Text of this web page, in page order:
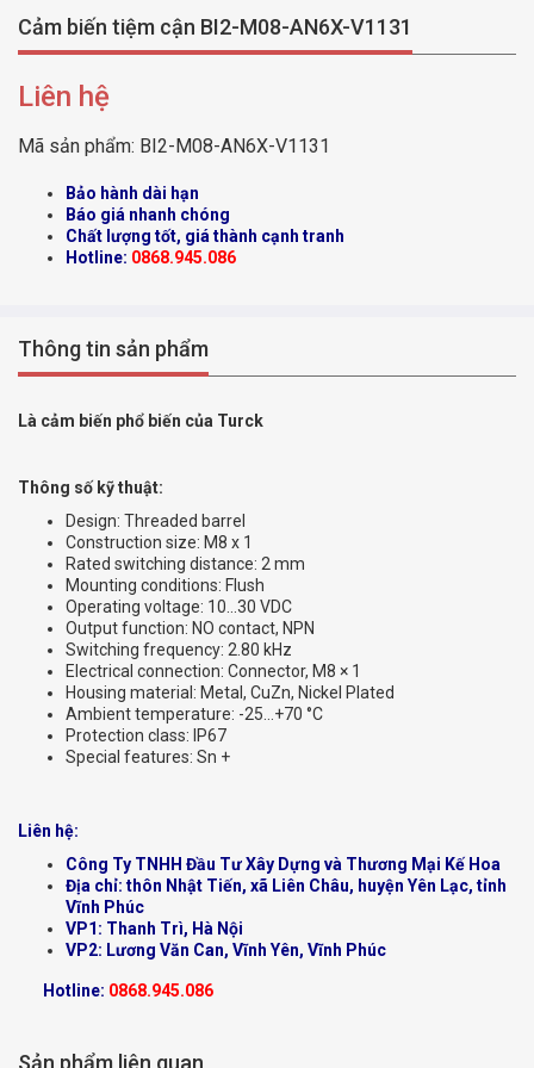
Cảm biến tiệm cận BI2-M08-AN6X-V1131
Liên hệ
Mã sản phẩm: BI2-M08-AN6X-V1131
Bảo hành dài hạn
Báo giá nhanh chóng
Chất lượng tốt, giá thành cạnh tranh
Hotline: 0868.945.086
Thông tin sản phẩm
Là cảm biến phổ biến của Turck
Thông số kỹ thuật:
Design: Threaded barrel
Construction size: M8 x 1
Rated switching distance: 2 mm
Mounting conditions: Flush
Operating voltage: 10…30 VDC
Output function: NO contact, NPN
Switching frequency: 2.80 kHz
Electrical connection: Connector, M8 × 1
Housing material: Metal, CuZn, Nickel Plated
Ambient temperature: -25…+70 °C
Protection class: IP67
Special features: Sn +
Liên hệ:
Công Ty TNHH Đầu Tư Xây Dựng và Thương Mại Kế Hoa
Địa chỉ: thôn Nhật Tiến, xã Liên Châu, huyện Yên Lạc, tỉnh
Vĩnh Phúc
VP1: Thanh Trì, Hà Nội
VP2: Lương Văn Can, Vĩnh Yên, Vĩnh Phúc
Hotline: 0868.945.086
Sản phẩm liên quan